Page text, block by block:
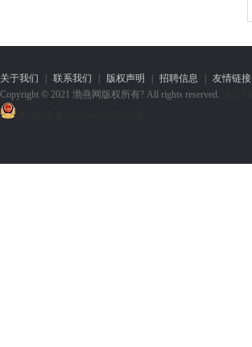
关于我们 联系我们 版权声明 招聘信息 友情链接
Copyright © 2021 渤燕网版权所有? All rights reserved.